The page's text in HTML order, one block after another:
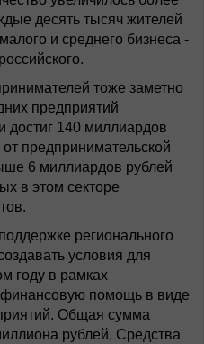
десять тысяч жителей
и среднего бизнеса -
тоже заметно
предприятий
достиг 140 миллиардов
предпринимательской
6 миллиардов рублей
в этом секторе
регионального
условия для
году в рамках
помощь в виде
Общая сумма
рублей. Средства